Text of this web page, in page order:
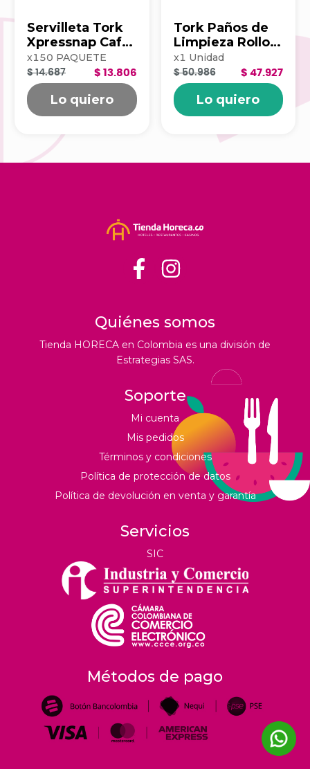
Servilleta Tork
Xpressnap Cafe
500hj Blanca
202223
x150 PAQUETE
$ 13.806
$ 14.687
Lo quiero
Tork Paños de
Limpieza Rollo x
100 203390
x1 Unidad
$ 47.927
$ 50.986
Lo quiero
Quiénes somos
Tienda HORECA en Colombia es una división de
Estrategias SAS.
Soporte
Mi cuenta
Mis pedidos
Términos y condiciones
Política de protección de datos
Política de devolución en venta y garantía
Servicios
SIC
Métodos de pago